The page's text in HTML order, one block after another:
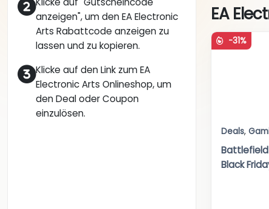
anzeigen", um den EA Electronic
Arts Rabattcode anzeigen zu
lassen und zu kopieren.
Klicke auf den Link zum EA
Electronic Arts Onlineshop, um
den Deal oder Coupon
einzulösen.
EA
-31%
Deals,
Battlefield
Black